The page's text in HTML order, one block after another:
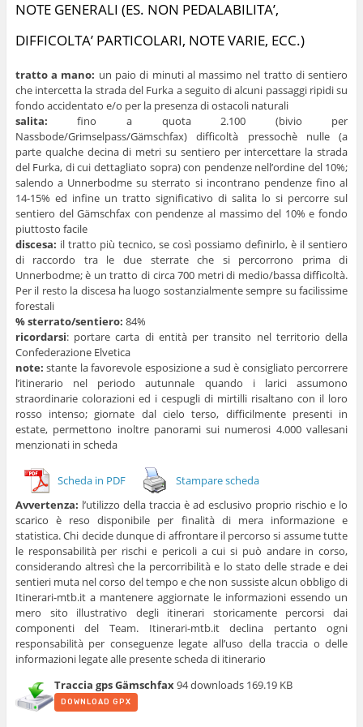
NOTE GENERALI (ES. NON PEDALABILITA’,
DIFFICOLTA’ PARTICOLARI, NOTE VARIE, ECC.)
tratto a mano: un paio di minuti al massimo nel tratto di sentiero
che intercetta la strada del Furka a seguito di alcuni passaggi ripidi su
fondo accidentato e/o per la presenza di ostacoli naturali
salita: fino a quota 2.100 (bivio per
Nassbode/Grimselpass/Gämschfax) difficoltà pressochè nulle (a
parte qualche decina di metri su sentiero per intercettare la strada
del Furka, di cui dettagliato sopra) con pendenze nell’ordine del 10%;
salendo a Unnerbodme su sterrato si incontrano pendenze fino al
14-15% ed infine un tratto significativo di salita lo si percorre sul
sentiero del Gämschfax con pendenze al massimo del 10% e fondo
piuttosto facile
discesa: il tratto più tecnico, se così possiamo definirlo, è il sentiero
di raccordo tra le due sterrate che si percorrono prima di
Unnerbodme; è un tratto di circa 700 metri di medio/bassa difficoltà.
Per il resto la discesa ha luogo sostanzialmente sempre su facilissime
forestali
% sterrato/sentiero: 84%
ricordarsi: portare carta di entità per transito nel territorio della
Confederazione Elvetica
note: stante la favorevole esposizione a sud è consigliato percorrere
l’itinerario nel periodo autunnale quando i larici assumono
straordinarie colorazioni ed i cespugli di mirtilli risaltano con il loro
rosso intenso; giornate dal cielo terso, difficilmente presenti in
estate, permettono inoltre panorami sui numerosi 4.000 vallesani
menzionati in scheda
Scheda in PDF
Stampare scheda
Avvertenza: l’utilizzo della traccia è ad esclusivo proprio rischio e lo
scarico è reso disponibile per finalità di mera informazione e
statistica. Chi decide dunque di affrontare il percorso si assume tutte
le responsabilità per rischi e pericoli a cui si può andare in corso,
considerando altresì che la percorribilità e lo stato delle strade e dei
sentieri muta nel corso del tempo e che non sussiste alcun obbligo di
Itinerari-mtb.it a mantenere aggiornate le informazioni essendo un
mero sito illustrativo degli itinerari storicamente percorsi dai
componenti del Team. Itinerari-mtb.it declina pertanto ogni
responsabilità per conseguenze legate all’uso della traccia o delle
informazioni legate alle presente scheda di itinerario
Traccia gps Gämschfax94 downloads 169.19 KB
DOWNLOAD GPX